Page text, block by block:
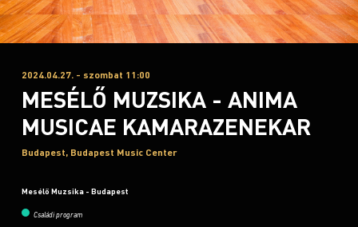
2024.04.27. - szombat 11:00
MESÉLŐ MUZSIKA - ANIMA
MUSICAE KAMARAZENEKAR
Budapest, Budapest Music Center
Mesélő Muzsika - Budapest
Családi program